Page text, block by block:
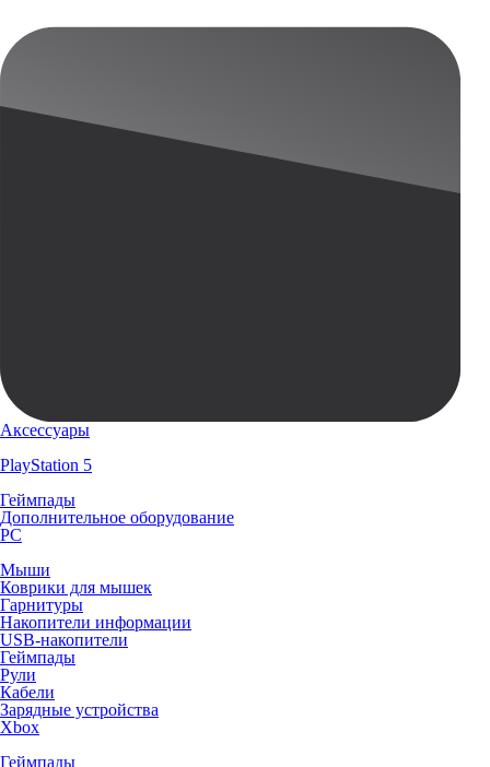
Аксессуары
PlayStation 5
Геймпады
Дополнительное оборудование
PC
Мыши
Коврики для мышек
Гарнитуры
Накопители информации
USB-накопители
Геймпады
Рули
Кабели
Зарядные устройства
Xbox
Геймпады